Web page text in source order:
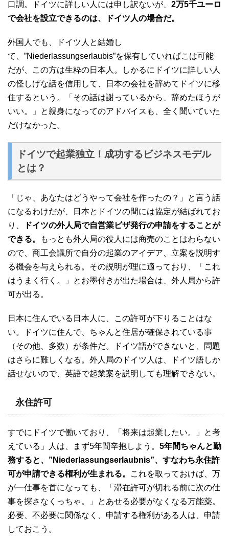
口調。ドイツに詳しい人には申し訳ないが、 2万5千ユーロ
で会社を設立できるのは、ドイツ人の場合だ。
外国人でも、ドイツ人と結婚し
て、”Niederlassungserlaubis”を保有していればこは可能
だが、この方は生粋の日本人。しかるにドイツに詳しい人
の怪しげな話を信用して、日本の会社を辞めてドイツに移
住するという。「その話は謝っているから、辞めたほうが
いい。」と親身になってのアドバイスも、全く聞いていた
だけなかった。
ドイツで起業独立！成功するビジネスモデル
とは？
「じゃ、あなたはどうやって会社を作ったの？」と言う話
になるわけだが、日本とドイツの間には協定が結ばれてお
り、
ドイツの外人局で自営業ビザ発行の申請をすることが
できる。
もっとも外人局の役人には商売のことはわらない
ので、商工会議所で自分の起業のアイデア、立案を説明す
る機会を与えられる。その説明が理に適っており、「これ
はうまく行く。」とお墨付きが出た場合は、外人局から許
可が出る。
日本に住んでいる日本人に、この許可が下りることはな
い。ドイツに住んで、ちゃんと住居が確保されている事
（その他、多数）が条件だ。ドイツ語ができないと、問題
はさらに難しくなる。外人局のドイツ人は、ドイツ語しか
話せないので、英語で起業案を説明しても理解できない。
永住許可
すでにドイツで働いており、「将来は起業したい。」と考
えている」人は、まず5年間辛抱しよう。 5年間ちゃんと勤
務すると、”Niederlassungserlaubnis”、すなわち永住許
可が申請できる権利が生まれる。
これを取っておけば、万
が一仕事を首になっても、「滞在許可が切れる前に次の仕
事を探さなくっちゃ。」とあせる必要がなくなる万能薬。
必要、不必要に関係なく、申請する権利がある人は、申請
しておこう。